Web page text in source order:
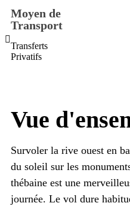
Moyen de
Transport
Transferts
Privatifs
Vue
Survoler la rive ouest en
du soleil sur les
thébaine est une
journée. Le vol dure